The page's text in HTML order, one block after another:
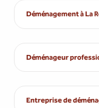
Déménagement à La
Déménageur
Entreprise de